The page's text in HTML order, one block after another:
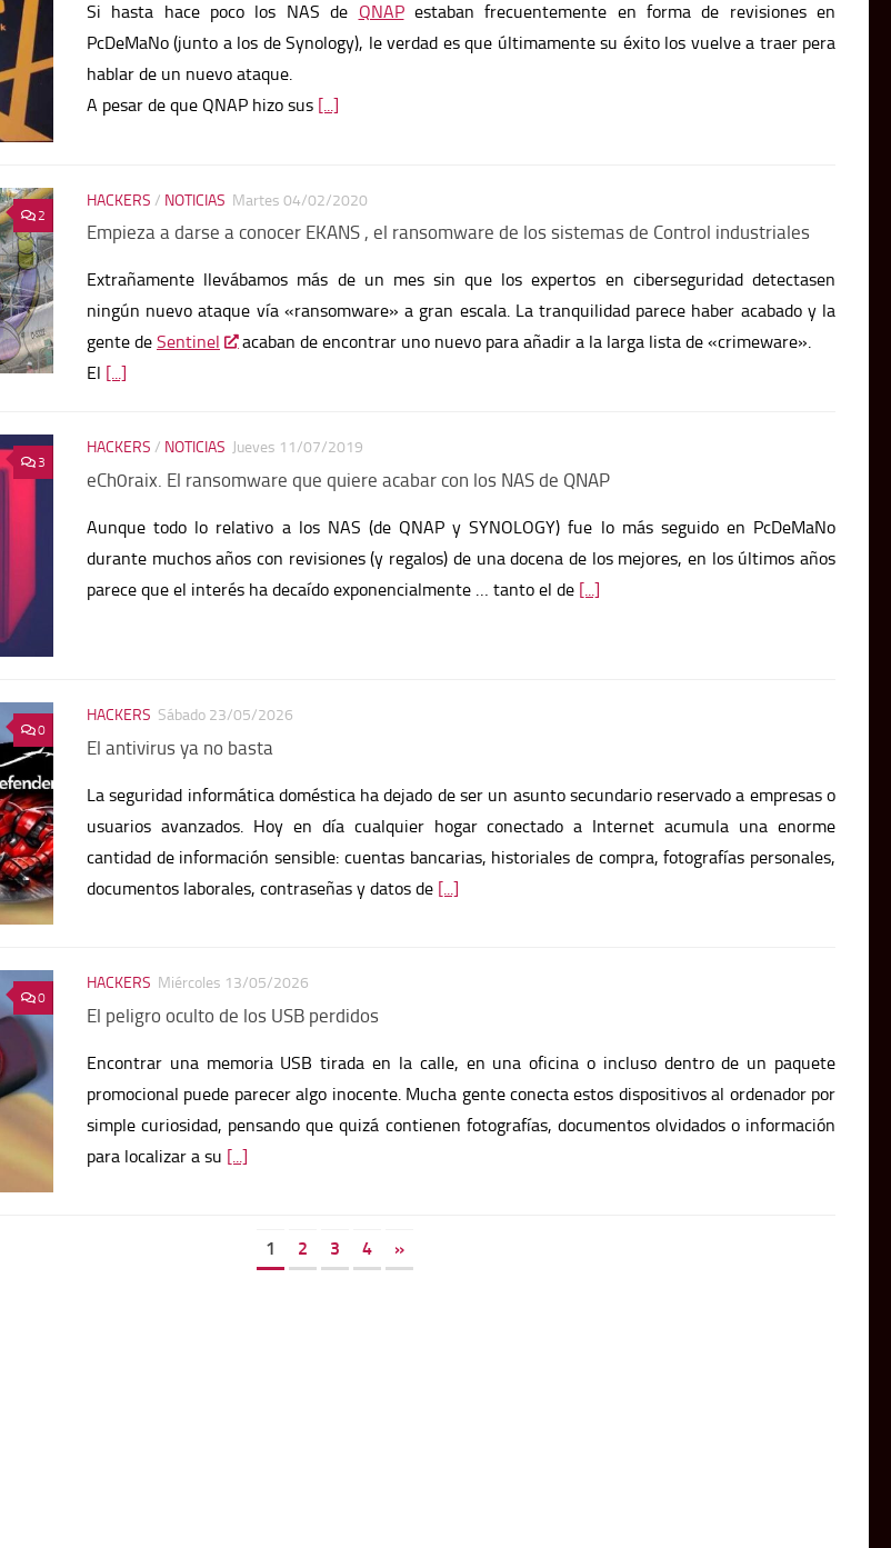
Si hasta hace poco los NAS de QNAPestaban frecuentemente en forma de revisiones en
PcDeMaNo (junto a los de Synology), le verdad es que últimamente su éxito los vuelve a traer pera
hablar de un nuevo ataque.
A pesar de que QNAP hizo sus [...]
2
HACKERS / NOTICIAS Martes 04/02/2020
Empieza a darse a conocer EKANS , el ransomware de los sistemas de Control industriales
Extrañamente llevábamos más de un mes sin que los expertos en ciberseguridad detectasen
ningún nuevo ataque vía «ransomware» a gran escala. La tranquilidad parece haber acabado y la
gente de Sentinel
acaban de encontrar uno nuevo para añadir a la larga lista de «crimeware».
El [...]
3
HACKERS / NOTICIAS Jueves 11/07/2019
eCh0raix. El ransomware que quiere acabar con los NAS de QNAP
Aunque todo lo relativo a los NAS (de QNAP y SYNOLOGY) fue lo más seguido en PcDeMaNo
durante muchos años con revisiones (y regalos) de una docena de los mejores, en los últimos años
parece que el interés ha decaído exponencialmente … tanto el de [...]
0
HACKERS Sábado 23/05/2026
El antivirus ya no basta
La seguridad informática doméstica ha dejado de ser un asunto secundario reservado a empresas o
usuarios avanzados. Hoy en día cualquier hogar conectado a Internet acumula una enorme
cantidad de información sensible: cuentas bancarias, historiales de compra, fotografías personales,
documentos laborales, contraseñas y datos de [...]
0
HACKERS Miércoles 13/05/2026
El peligro oculto de los USB perdidos
Encontrar una memoria USB tirada en la calle, en una oficina o incluso dentro de un paquete
promocional puede parecer algo inocente. Mucha gente conecta estos dispositivos al ordenador por
simple curiosidad, pensando que quizá contienen fotografías, documentos olvidados o información
para localizar a su [...]
1 2 3 4 »